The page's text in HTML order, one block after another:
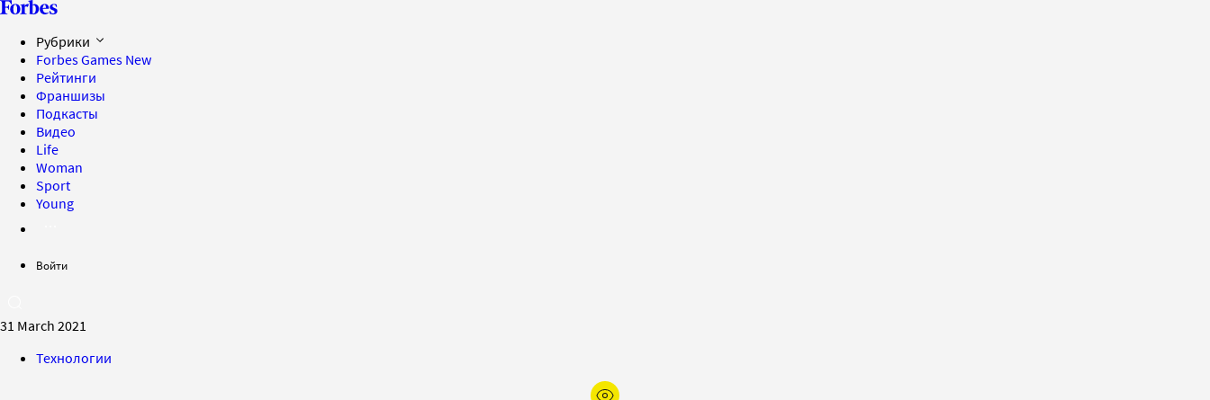
Рубрики
Forbes Games New
Рейтинги
Франшизы
Подкасты
Видео
Life
Woman
Sport
Young
Войти
31 March 2021
Технологии